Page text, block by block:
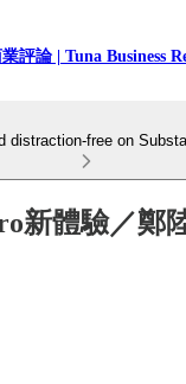
評論 | Tuna Business
distraction-free on
新體驗／鄭